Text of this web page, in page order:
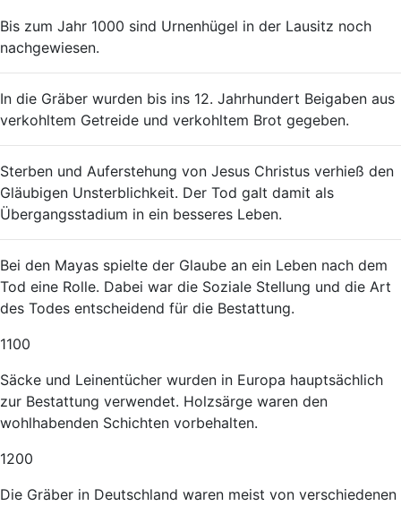
Bis zum Jahr 1000 sind Urnenhügel in der Lausitz noch
nachgewiesen.
In die Gräber wurden bis ins 12. Jahrhundert Beigaben aus
verkohltem Getreide und verkohltem Brot gegeben.
Sterben und Auferstehung von Jesus Christus verhieß den
Gläubigen Unsterblichkeit. Der Tod galt damit als
Übergangsstadium in ein besseres Leben.
Bei den Mayas spielte der Glaube an ein Leben nach dem
Tod eine Rolle. Dabei war die Soziale Stellung und die Art
des Todes entscheidend für die Bestattung.
1100
Säcke und Leinentücher wurden in Europa hauptsächlich
zur Bestattung verwendet. Holzsärge waren den
wohlhabenden Schichten vorbehalten.
1200
Die Gräber in Deutschland waren meist von verschiedenen